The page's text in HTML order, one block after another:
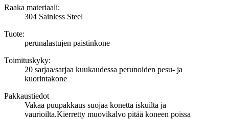
Raaka materiaali:
304 Sainless Steel
Tuote:
perunalastujen paistinkone
Toimituskyky:
20 sarjaa/sarjaa kuukaudessa perunoiden pesu- ja
kuorintakone
Pakkaustiedot
Vakaa puupakkaus suojaa konetta iskuilta ja
vaurioilta.Kierretty muovikalvo pitää koneen poissa